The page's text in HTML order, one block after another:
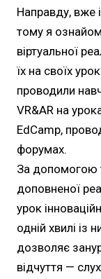
Направду, вже
тому я
віртуальної
їх на своїх
проводили
VR&AR на
EdCamp,
форумах.
За допомогою
доповненої
урок
одній хвилі із
дозволяє
відчуття —